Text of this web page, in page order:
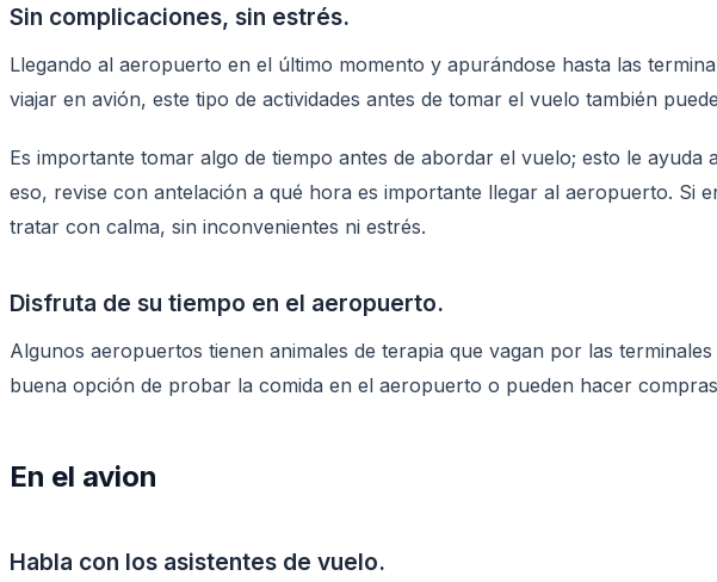
Sin complicaciones, sin estrés.
Llegando al aeropuerto en el último momento y apurándose hasta las
viajar en avión, este tipo de actividades antes de tomar el vuelo también
Es importante tomar algo de tiempo antes de abordar el vuelo; esto le
eso, revise con antelación a qué hora es importante llegar al aeropuerto. Si
tratar con calma, sin inconvenientes ni estrés.
Disfruta de su tiempo en el aeropuerto.
Algunos aeropuertos tienen animales de terapia que vagan por las
buena opción de probar la comida en el aeropuerto o pueden hacer
En el avion
Habla con los asistentes de vuelo.